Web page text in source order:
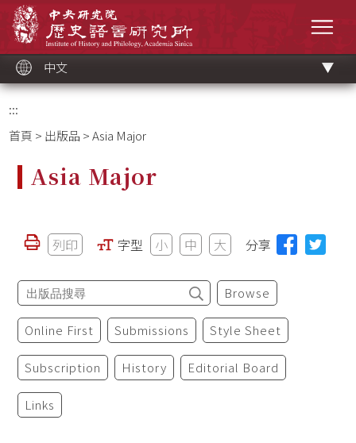
中文
:::
首頁 > 出版品 > Asia Major
Asia Major
列印 字型 小 中 大 分享
Browse
Online First Submissions Style Sheet
Subscription History Editorial Board
Links